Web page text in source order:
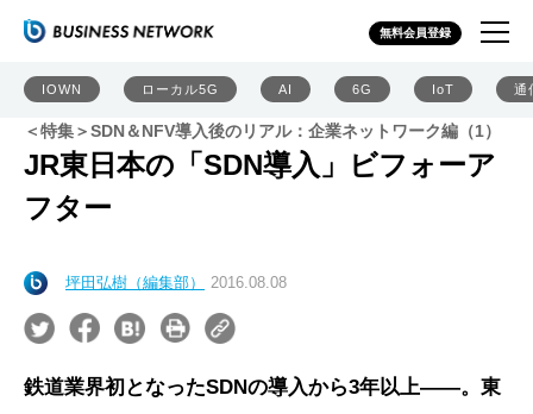
無料会員登録
IOWN ローカル5G AI 6G IoT 通
＜特集＞SDN＆NFV導入後のリアル：企業ネットワーク編（1）
JR東日本の「SDN導入」ビフォーア
フター
坪田弘樹（編集部） 2016.08.08
鉄道業界初となったSDNの導入から3年以上――。東